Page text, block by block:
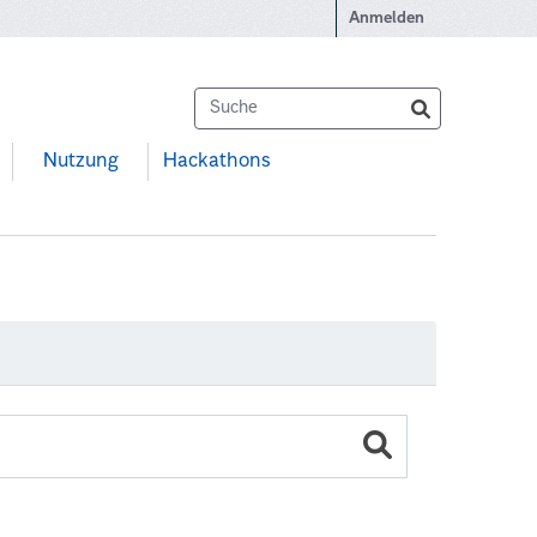
Anmelden
Nutzung Hackathons